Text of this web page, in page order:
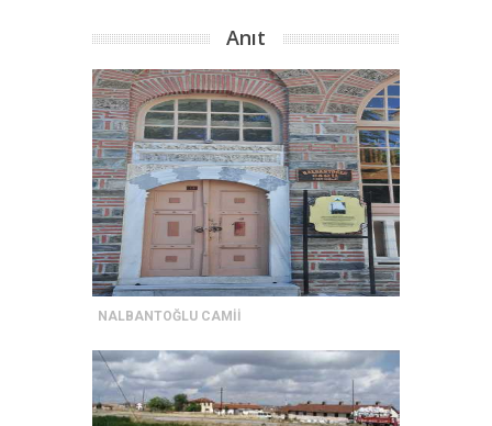
Anıt
NALBANTOĞLU CAMİİ